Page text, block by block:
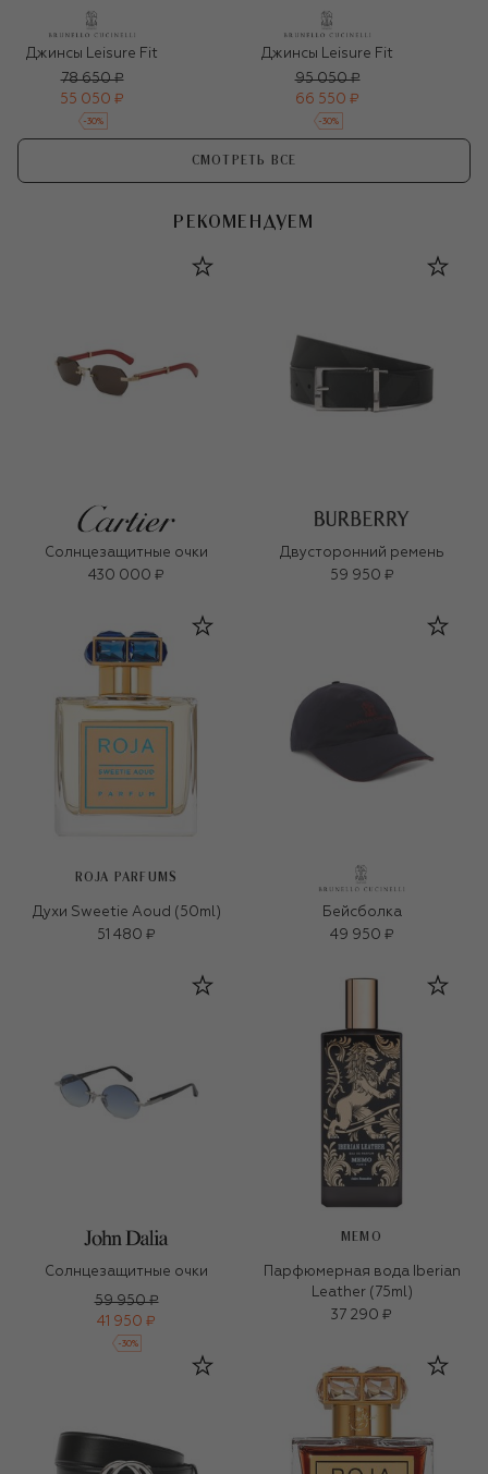
Джинсы Leisure Fit
78 650 ₽
55 050 ₽
-30%
Джинсы Leisure Fit
95 050 ₽
66 550 ₽
-30%
СМОТРЕТЬ ВСЕ
РЕКОМЕНДУЕМ
Солнцезащитные очки
430 000 ₽
Двусторонний ремень
59 950 ₽
ROJA PARFUMS
Духи Sweetie Aoud (50ml)
51 480 ₽
Бейсболка
49 950 ₽
Солнцезащитные очки
59 950 ₽
41 950 ₽
-30%
MEMO
Парфюмерная вода Iberian
Leather (75ml)
37 290 ₽